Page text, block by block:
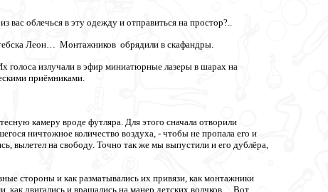
вас облечься в эту одежду и отправиться на простор?..
Леон… Монтажников обрядили в скафандры.
голоса излучали в эфир миниатюрные лазеры в шарах на
приёмниками.
камеру вроде футляра. Для этого сначала отворили
ничтожное количество воздуха, - чтобы не пропала его и
на свободу. Точно так же мы выпустили и его дублёра,
стороны и как разматывались их привязи, как монтажники
как двигались и вращались на манер детских волчков… Вот